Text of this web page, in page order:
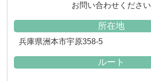
お問い合わせください
所在地
兵庫県洲本市宇原358-5
ルート